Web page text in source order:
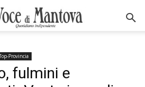
Provincia
fulmini e